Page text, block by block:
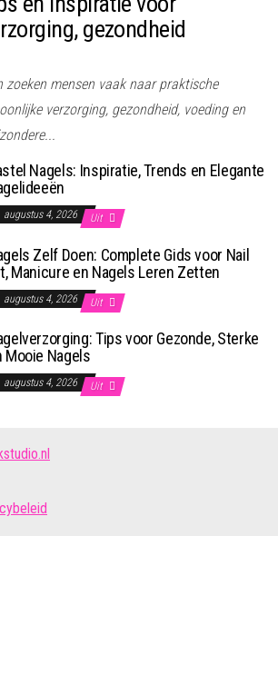
gezondheid
zoeken mensen vaak naar praktische
verzorging, gezondheid, voeding en
Nagels: Inspiratie, Trends en Elegante
augustus 4, 2026 Uit
Zelf Doen: Complete Gids voor Nail
Manicure en Nagels Leren Zetten
augustus 4, 2026 Uit
Tips voor Gezonde, Sterke
Mooie Nagels
augustus 4, 2026 Uit